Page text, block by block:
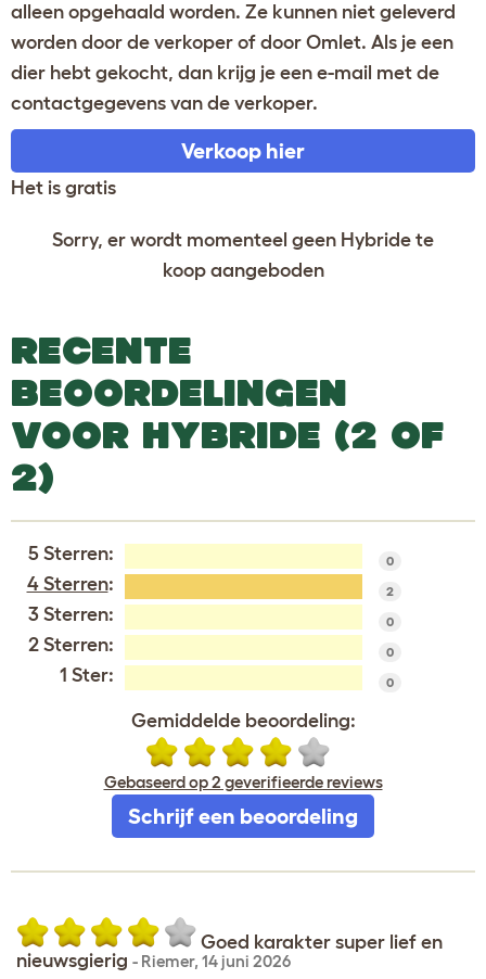
alleen opgehaald worden. Ze kunnen niet geleverd
worden door de verkoper of door Omlet. Als je een
dier hebt gekocht, dan krijg je een e-mail met de
contactgegevens van de verkoper.
Verkoop hier
Het is gratis
Sorry, er wordt momenteel geen Hybride te
koop aangeboden
RECENTE
BEOORDELINGEN
VOOR HYBRIDE (2 OF
2)
5 Sterren: 0
4 Sterren: 2
3 Sterren: 0
2 Sterren: 0
1 Ster: 0
Gemiddelde beoordeling:
Gebaseerd op 2 geverifieerde reviews
Schrijf een beoordeling
Goed karakter super lief en
nieuwsgierig - Riemer, 14 juni 2026